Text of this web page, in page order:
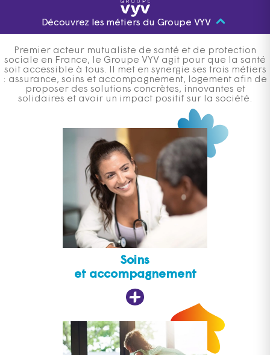
Découvrez les métiers du Groupe VYV
Premier acteur mutualiste de santé et de protection
sociale en France, le Groupe VYV agit pour que la santé
soit accessible à tous. Il met en synergie ses trois métiers
: assurance, soins et accompagnement, logement afin de
proposer des solutions concrètes, innovantes et
solidaires et avoir un impact positif sur la société.
Soins
et accompagnement